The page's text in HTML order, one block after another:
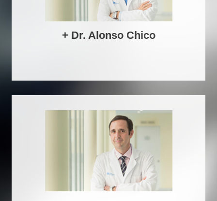
+ Dr. Alonso Chico